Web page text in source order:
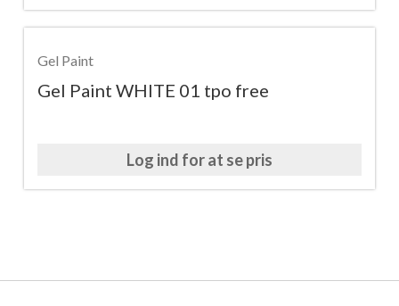
Gel Paint
Gel Paint WHITE 01 tpo free
Log ind for at se pris